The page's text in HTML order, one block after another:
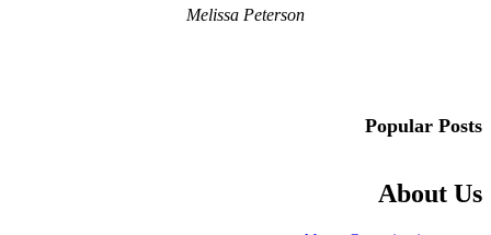
Melissa Peterson
Popular Posts
About Us